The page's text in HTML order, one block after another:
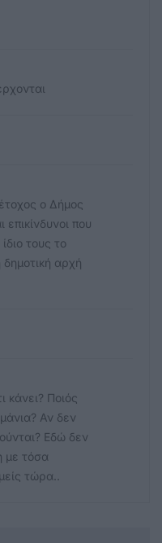
ο Δήμος
επικίνδυνοι που
τους το
αρχή
κάνει? Ποιός
Αν δεν
Εδώ δεν
με τόσα
τώρα..